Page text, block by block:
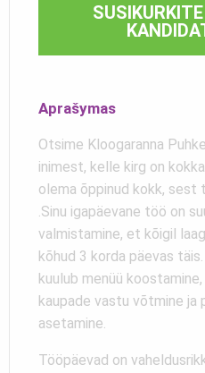
Aprašymas
Otsime Kloogaranna
inimest, kelle kirg on
olema õppinud kokk, sest
.Sinu igapäevane töö on
valmistamine, et kõigil
kõhud 3 korda päevas
kuulub menüü
kaupade vastu võtmine ja
asetamine.
Tööpäevad on